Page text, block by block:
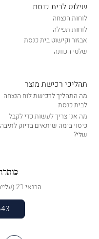
שילוט לבית כנסת
לוחות הנצחה
לוחות תפילה
אבזור וקישוט בית כנסת
שלטי הכוונה
תהליכי רכישת מוצר
מה התהליך לרכישת לוח הנצחה
לבית כנסת
מה אני צריך לעשות כדי לקבל
כיסוי בימה שיתאים בדיוק לתיבה
שלי?
הבנאי 21 (עלייה ברמפה) חולון, ישראל